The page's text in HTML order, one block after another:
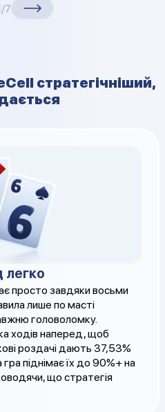
/7
стратегічніший,
легко
просто завдяки восьми
лише по масті
головоломку.
ходів наперед, щоб
роздачі дають 37,53%
піднімає їх до 90%+ на
що стратегія